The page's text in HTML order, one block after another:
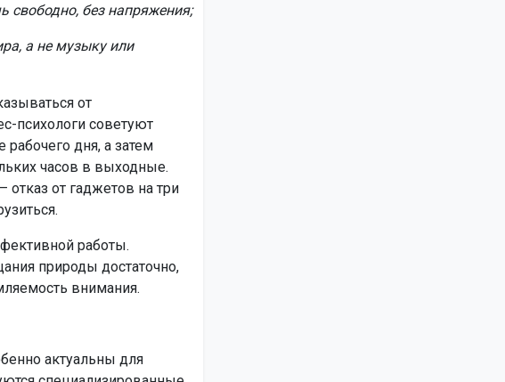
свободно, без напряжения;
а не музыку или
от
психологи советуют
дня, а затем
часов в выходные.
от гаджетов на три
работы.
природы достаточно,
внимания.
актуальны для